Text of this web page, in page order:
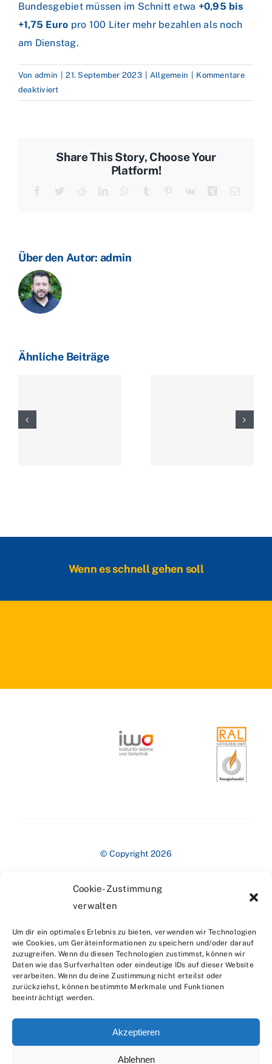
Cookie-Zustimmung
verwalten
Um dir ein optimales Erlebnis zu bieten, verwenden wir Technologien
wie Cookies, um Geräteinformationen zu speichern und/oder darauf
zuzugreifen. Wenn du diesen Technologien zustimmst, können wir
Daten wie das Surfverhalten oder eindeutige IDs auf dieser Website
verarbeiten. Wenn du deine Zustimmung nicht erteilst oder
zurückziehst, können bestimmte Merkmale und Funktionen
beeinträchtigt werden.
Akzeptieren
Ablehnen
Bundesgebiet müssen im Schnitt etwa +0,95 bis
+1,75 Euro pro 100 Liter mehr bezahlen als noch
am Dienstag.
Von admin 21. September 2023 Allgemein
Kommentare
deaktiviertfür
Dominanz
Zenit
zu
Share This Story, Choose Your
Platform!
Über den Autor: admin
Ähnliche Beiträge
Wenn es schnell gehen soll
© Copyright 2026
Impressum
Datenschutzerklärung